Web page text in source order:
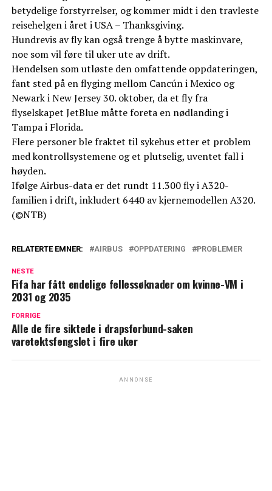
betydelige forstyrrelser, og kommer midt i den travleste
reisehelgen i året i USA – Thanksgiving.
Hundrevis av fly kan også trenge å bytte maskinvare,
noe som vil føre til uker ute av drift.
Hendelsen som utløste den omfattende oppdateringen,
fant sted på en flyging mellom Cancún i Mexico og
Newark i New Jersey 30. oktober, da et fly fra
flyselskapet JetBlue måtte foreta en nødlanding i
Tampa i Florida.
Flere personer ble fraktet til sykehus etter et problem
med kontrollsystemene og et plutselig, uventet fall i
høyden.
Ifølge Airbus-data er det rundt 11.300 fly i A320-
familien i drift, inkludert 6440 av kjernemodellen A320.
(©NTB)
RELATERTE EMNER: AIRBUS OPPDATERING PROBLEMER
NESTE
Fifa har fått endelige fellessøknader om kvinne-VM i
2031 og 2035
FORRIGE
Alle de fire siktede i drapsforbund-saken
varetektsfengslet i fire uker
ANNONSE